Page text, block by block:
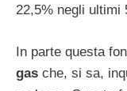
22,5% negli ultimi
In parte questa
gas che, si sa,